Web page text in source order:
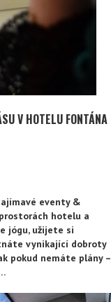
V HOTELU FONTÁNA
eventy &
hotelu a
jógu, užijete si
vynikající dobroty
pokud nemáte plány –